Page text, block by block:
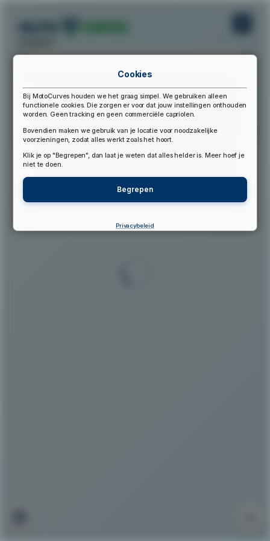
▲
Cookies
Bij MotoCurves houden we het graag simpel. We gebruiken alleen
functionele cookies. Die zorgen er voor dat jouw instellingen onthouden
worden. Geen tracking en geen commerciële capriolen.
Bovendien maken we gebruik van je locatie voor noodzakelijke
voorzieningen, zodat alles werkt zoals het hoort.
Klik je op "Begrepen", dan laat je weten dat alles helder is. Meer hoef je
niet te doen.
Begrepen
Privacybeleid